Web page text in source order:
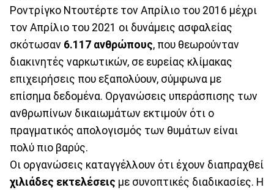
Ροντρίγκο Ντουτέρτε τον Απρίλιο του 2016 μέχρι
τον Απρίλιο του 2021 οι δυνάμεις ασφαλείας
σκότωσαν 6.117 ανθρώπους, που θεωρούνταν
διακινητές ναρκωτικών, σε ευρείας κλίμακας
επιχειρήσεις που εξαπολύουν, σύμφωνα με
επίσημα δεδομένα. Οργανώσεις υπεράσπισης των
ανθρωπίνων δικαιωμάτων εκτιμούν ότι ο
πραγματικός απολογισμός των θυμάτων είναι
πολύ πιο βαρύς.
Οι οργανώσεις καταγγέλλουν ότι έχουν διαπραχθεί
χιλιάδες εκτελέσεις με συνοπτικές διαδικασίες. Η